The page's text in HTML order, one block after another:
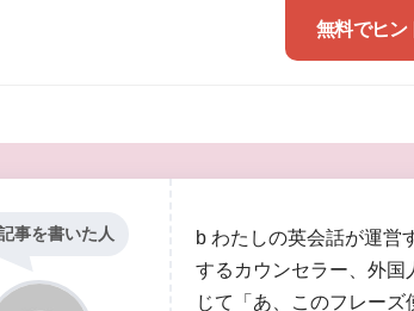
無料でヒン
事を書いた人
b わたしの英会話が運営
するカウンセラー、外国
じて「あ、このフレー